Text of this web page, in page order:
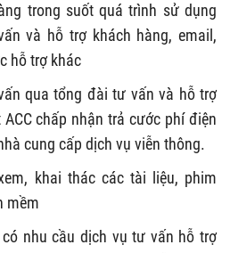
trong suốt quá trình sử dụng
và hỗ trợ khách hàng, email,
hỗ trợ khác
qua tổng đài tư vấn và hỗ trợ
chấp nhận trả cước phí điện
cung cấp dịch vụ viễn thông.
khai thác các tài liệu, phim
mềm
nhu cầu dịch vụ tư vấn hỗ trợ